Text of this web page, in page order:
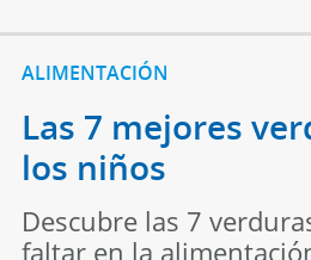
ALIMENTACIÓN
Las 7 mejores
los niños
Descubre las 7
faltar en la